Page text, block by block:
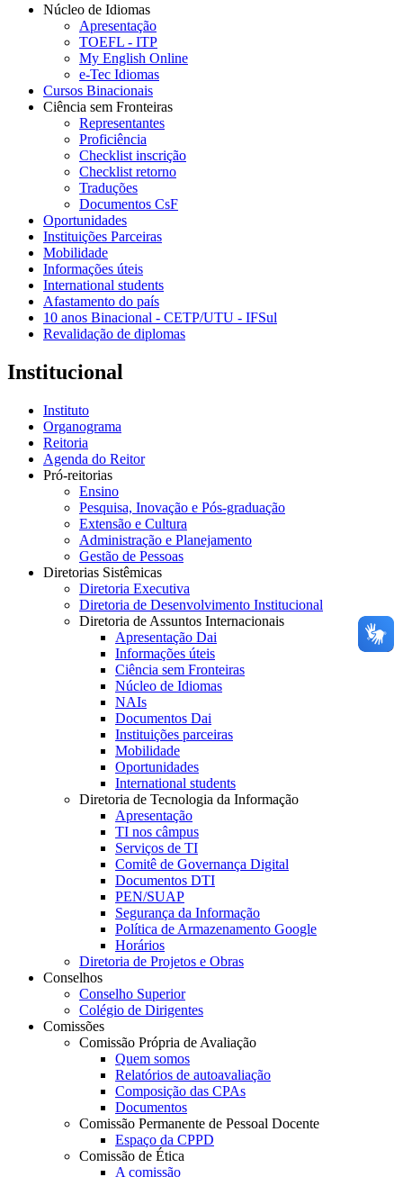
Núcleo de Idiomas
Apresentação
TOEFL - ITP
My English Online
e-Tec Idiomas
Cursos Binacionais
Ciência sem Fronteiras
Representantes
Proficiência
Checklist inscrição
Checklist retorno
Traduções
Documentos CsF
Oportunidades
Instituições Parceiras
Mobilidade
Informações úteis
International students
Afastamento do país
10 anos Binacional - CETP/UTU - IFSul
Revalidação de diplomas
Institucional
Instituto
Organograma
Reitoria
Agenda do Reitor
Pró-reitorias
Ensino
Pesquisa, Inovação e Pós-graduação
Extensão e Cultura
Administração e Planejamento
Gestão de Pessoas
Diretorias Sistêmicas
Diretoria Executiva
Diretoria de Desenvolvimento Institucional
Diretoria de Assuntos Internacionais
Apresentação Dai
Informações úteis
Ciência sem Fronteiras
Núcleo de Idiomas
NAIs
Documentos Dai
Instituições parceiras
Mobilidade
Oportunidades
International students
Diretoria de Tecnologia da Informação
Apresentação
TI nos câmpus
Serviços de TI
Comitê de Governança Digital
Documentos DTI
PEN/SUAP
Segurança da Informação
Política de Armazenamento Google
Horários
Diretoria de Projetos e Obras
Conselhos
Conselho Superior
Colégio de Dirigentes
Comissões
Comissão Própria de Avaliação
Quem somos
Relatórios de autoavaliação
Composição das CPAs
Documentos
Comissão Permanente de Pessoal Docente
Espaço da CPPD
Comissão de Ética
A comissão